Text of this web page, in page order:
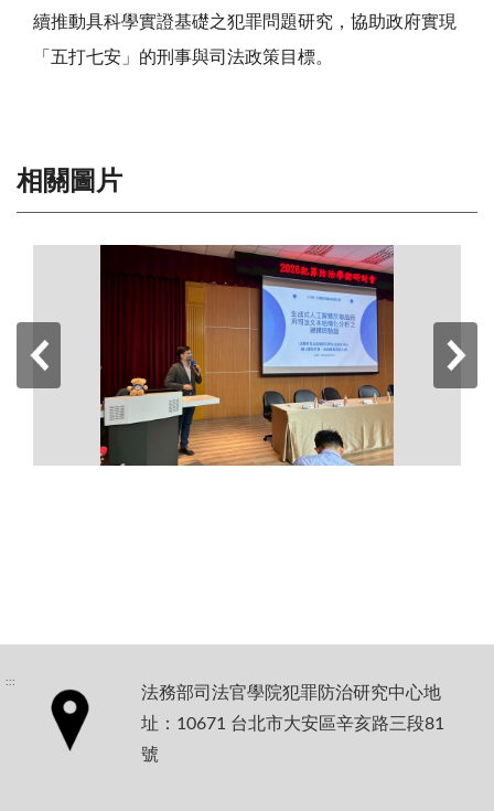
續推動具科學實證基礎之犯罪問題研究，協助政府實現
「五打七安」的刑事與司法政策目標。
相關圖片
:::
法務部司法官學院犯罪防治研究中心地
址：10671 台北市大安區辛亥路三段81
號